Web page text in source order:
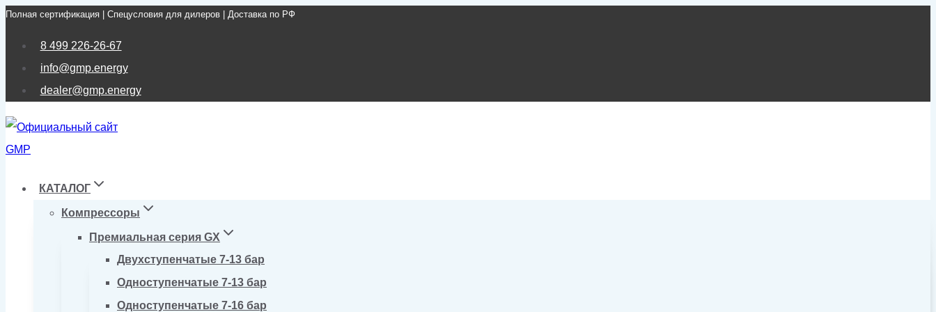
Перейти
Полная сертификация | Спецусловия для дилеров | Доставка по РФ
8 499 226-26-67
info@gmp.energy
dealer@gmp.energy
КАТАЛОГ
Компрессоры
Премиальная серия GX
Двухступенчатые 7-13 бар
Одноступенчатые 7-13 бар
Одноступенчатые 7-16 бар